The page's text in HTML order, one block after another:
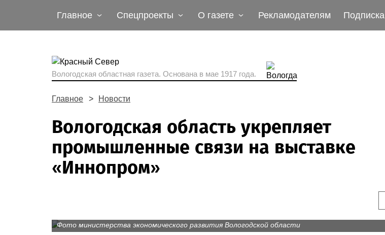
Главное Спецпроекты О газете Рекламодателям Подписка
Вологодская областная газета. Основана в мае 1917 года.
Главное Новости
Вологодская область укрепляет
промышленные связи на выставке
«Иннопром»
Фото министерства экономического развития Вологодской области